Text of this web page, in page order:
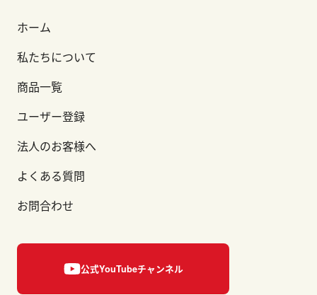
ホーム
私たちについて
商品一覧
ユーザー登録
法人のお客様へ
よくある質問
お問合わせ